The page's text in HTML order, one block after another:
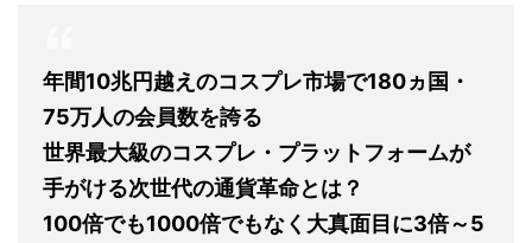
年間10兆円越えのコスプレ市場で180ヵ国・
75万人の会員数を誇る
世界最大級のコスプレ・プラットフォームが
手がける次世代の通貨革命とは？
100倍でも1000倍でもなく大真面目に3倍～5